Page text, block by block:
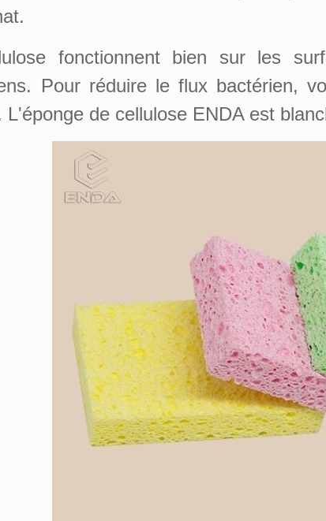
fonctionnent bien sur les
Pour réduire le flux bactérien,
de cellulose ENDA est